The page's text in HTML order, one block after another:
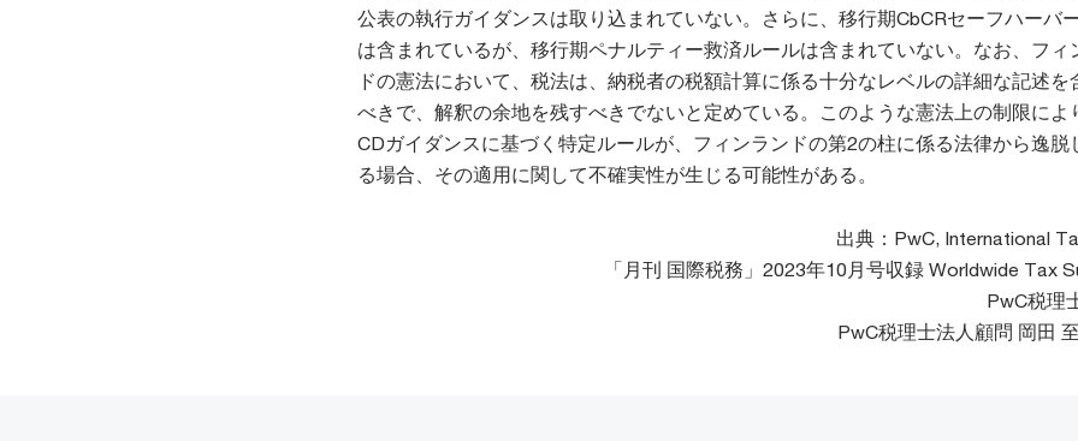
公表の執行ガイダンスは取り込まれていない。さらに、移行期CbCRセーフハーバ
は含まれているが、移行期ペナルティー救済ルールは含まれていない。なお、フィ
ドの憲法において、税法は、納税者の税額計算に係る十分なレベルの詳細な記述を
べきで、解釈の余地を残すべきでないと定めている。このような憲法上の制限によ
CDガイダンスに基づく特定ルールが、フィンランドの第2の柱に係る法律から逸脱
る場合、その適用に関して不確実性が生じる可能性がある。
出典：PwC, International
「月刊 国際税務」2023年10月号収録 Worldwide Tax
PwC税理
PwC税理士法人顧問 岡田